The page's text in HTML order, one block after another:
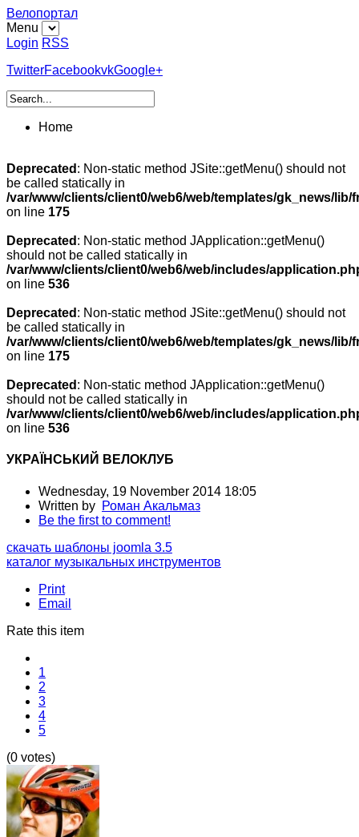
Велопортал
Menu
Login RSS
TwitterFacebookvkGoogle+
Home
Deprecated : Non-static method JSite::getMenu() should not
be called statically in
/var/www/clients/client0/web6/web/templates/gk_news/
on line 175
Deprecated : Non-static method JApplication::getMenu()
should not be called statically in
/var/www/clients/client0/web6/web/includes/
on line 536
Deprecated : Non-static method JSite::getMenu() should not
be called statically in
/var/www/clients/client0/web6/web/templates/gk_news/
on line 175
Deprecated : Non-static method JApplication::getMenu()
should not be called statically in
/var/www/clients/client0/web6/web/includes/
on line 536
УКРАЇНСЬКИЙ ВЕЛОКЛУБ
Wednesday, 19 November 2014 18:05
Written by Роман Акальмаз
Be the first to comment!
скачать шаблоны joomla 3.5
каталог музыкальных инструментов
Print
Email
Rate this item
1
2
3
4
5
(0 votes)